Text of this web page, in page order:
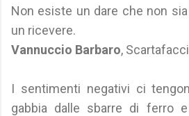
Non esiste un dare che non
un ricevere.
Vannuccio Barbaro,
I sentimenti negativi ci
gabbia dalle sbarre di ferro